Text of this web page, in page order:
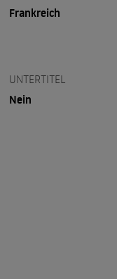
Frankreich
UNTERTITEL
Nein